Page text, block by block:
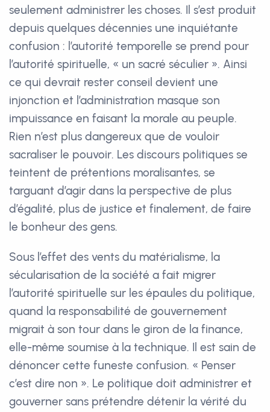
seulement administrer les choses. Il s’est produit
depuis quelques décennies une inquiétante
confusion : l’autorité temporelle se prend pour
l’autorité spirituelle, « un sacré séculier ». Ainsi
ce qui devrait rester conseil devient une
injonction et l’administration masque son
impuissance en faisant la morale au peuple.
Rien n’est plus dangereux que de vouloir
sacraliser le pouvoir. Les discours politiques se
teintent de prétentions moralisantes, se
targuant d’agir dans la perspective de plus
d’égalité, plus de justice et finalement, de faire
le bonheur des gens.
Sous l’effet des vents du matérialisme, la
sécularisation de la société a fait migrer
l’autorité spirituelle sur les épaules du politique,
quand la responsabilité de gouvernement
migrait à son tour dans le giron de la finance,
elle-même soumise à la technique. Il est sain de
dénoncer cette funeste confusion. « Penser
c’est dire non ». Le politique doit administrer et
gouverner sans prétendre détenir la vérité du